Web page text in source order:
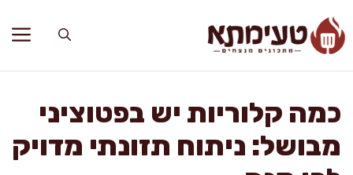
לתוכן
כמה קלוריות יש בפטוציני
מבושל: ניתוח תזונתי מדויק